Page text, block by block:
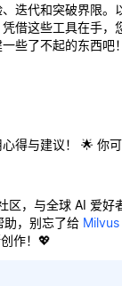
迭代和突破界限。
借这些工具在手，
些了不起的东西吧
得与建议！ 🌟 你可
区，与全球 AI 爱好
助，别忘了给
作！💖